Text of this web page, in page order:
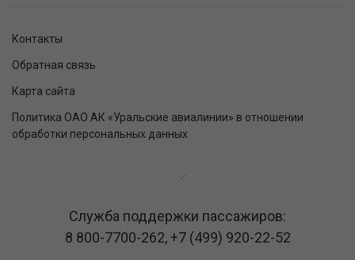
Контакты
Обратная связь
Карта сайта
Политика ОАО АК «Уральские авиалинии» в отношении
обработки персональных данных
Служба поддержки пассажиров:
8 800-7700-262,+7 (499) 920-22-52